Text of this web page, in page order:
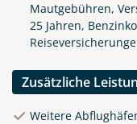
Mautgebühren,
25 Jahren,
Zusätzliche
Weitere